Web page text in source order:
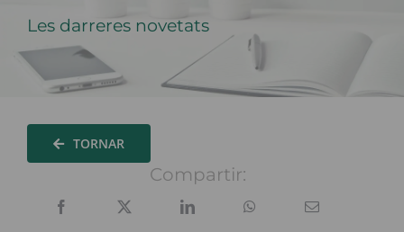
Les darreres novetats
TORNAR
Compartir: